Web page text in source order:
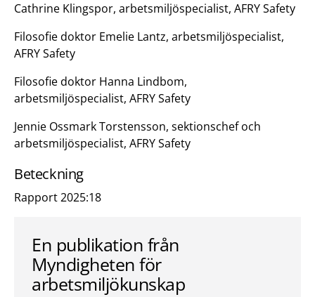
Cathrine Klingspor, arbetsmiljöspecialist, AFRY Safety
Filosofie doktor Emelie Lantz, arbetsmiljöspecialist,
AFRY Safety
Filosofie doktor Hanna Lindbom,
arbetsmiljöspecialist, AFRY Safety
Jennie Ossmark Torstensson, sektionschef och
arbetsmiljöspecialist, AFRY Safety
Beteckning
Rapport 2025:18
En publikation från
Myndigheten för
arbetsmiljökunskap